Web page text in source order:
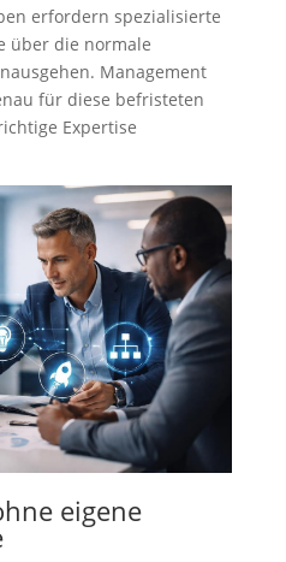
erfordern spezialisierte
über die normale
Management
für diese befristeten
Expertise
eigene